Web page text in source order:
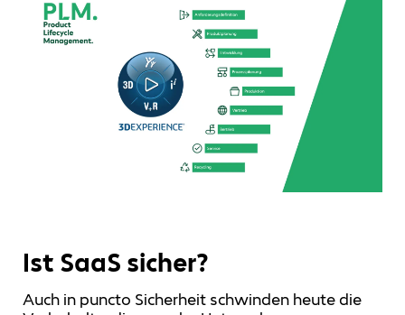
Ist SaaS sicher?
Auch in puncto Sicherheit schwinden heute die